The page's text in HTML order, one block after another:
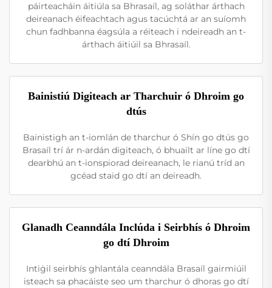
páirteacháin áitiúla sa Bhrasaíl, ag soláthar árthach
deireanach éifeachtach agus tacúchtá ar an suíomh
chun fadhbanna éagsúla a réiteach i ndeireadh an t-
árthach áitiúil sa Bhrasaíl.
Bainistiú Digiteach ar Tharchuir ó Dhroim go
dtús
Bainistigh an t-iomlán de tharchur ó Shín go dtús go
Brasaíl trí ár n-ardán digiteach, ó bhuailt ar líne go dtí
dearbhú an t-ionspiorad deireanach, le rianú tríd an
gcéad staid go dtí an deireadh.
Glanadh Ceanndála Inclúda i Seirbhís ó Dhroim
go dtí Dhroim
Intiġil seirbhís ghlantála ceanndála Brasaíl gairmiúil
isteach sa phacáiste seo um tharchur ó dhoras go dtí